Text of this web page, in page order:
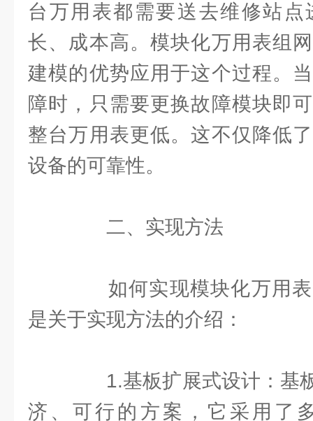
台万用表都需要送去维修站
长、成本高。模块化万用表组
建模的优势应用于这个过程。
障时，只需要更换故障模块即
整台万用表更低。这不仅降低
设备的可靠性。
二、实现方法
如何实现模块化万用表
是关于实现方法的介绍：
1.基板扩展式设计：基
济、可行的方案，它采用了